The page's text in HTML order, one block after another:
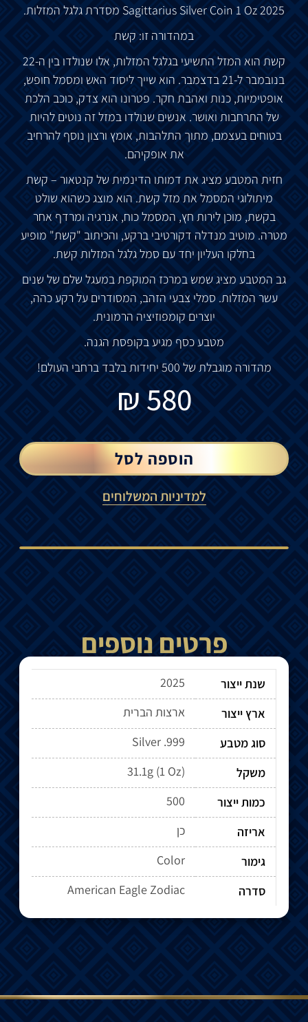
SagittariusSilver Coin 1 Oz 2025
מסדרת גלגל המזלות.
במהדורה זו: קשת
קשת הוא המזל התשיעי בגלגל המזלות, אלו שנולדו בין ה-22
בנובמבר ל-21 בדצמבר. הוא שייך ליסוד האש ומסמל חופש,
אופטימיות, כנות ואהבת חקר. פטרונו הוא צדק, כוכב הלכת
של התרחבות ואושר. אנשים שנולדו במזל זה נוטים להיות
בטוחים בעצמם, מתוך התלהבות, אומץ ורצון נוסף להרחיב
את אופקיהם.
חזית המטבע מציג את דמותו הדינמית של קנטאור – קשת
מיתולוגי המסמל את מזל קשת. הוא מוצג כשהוא שולט
בקשת, מוכן לירות חץ, המסמל כוח, אנרגיה ומרדף אחר
מטרה. מוטיב מנדלה דקורטיבי ברקע, והכיתוב "קשת" מופיע
בחלקו העליון יחד עם סמל גלגל המזלות קשת.
גב המטבע מציג שמש במרכז המוקפת במעגל שלם של שנים
עשר המזלות. סמלי צבעי הזהב, המסודרים על רקע כהה,
יוצרים קומפוזיציה הרמונית.
מטבע כסף מגיע בקופסת הגנה.
מהדורה מוגבלת של 500 יחידות בלבד ברחבי העולם!
580
₪
הוספה לסל
למדיניות המשלוחים
פרטים נוספים
שנת ייצור
2025
ארץ ייצור
ארצות הברית
סוג מטבע
Silver .999
משקל
31.1g (1 Oz)
כמות ייצור
500
אריזה
כן
גימור
Color
סדרה
American Eagle Zodiac